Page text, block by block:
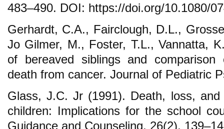
483–490. DOI: https://doi.org/10.1080/
Gerhardt, C.A., Fairclough, D.L.,
Jo Gilmer, M., Foster, T.L., Vannatta,
of bereaved siblings and comparison
death from cancer. Journal of Pediatric
Glass, J.C. Jr (1991). Death, loss,
children: Implications for the school
Guidance and Counseling, 26(2),